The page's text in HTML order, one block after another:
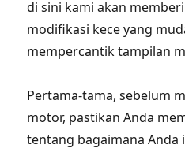
di sini kami akan
modifikasi kece yang
mempercantik tampilan
Pertama-tama, sebelum
motor, pastikan Anda
tentang bagaimana Anda